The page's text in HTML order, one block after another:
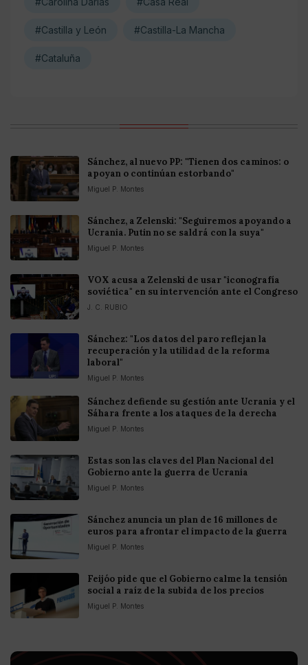
#Castilla y León #Castilla-La Mancha
#Cataluña
Sánchez, al nuevo PP: "Tienen dos caminos: o
apoyan o continúan estorbando"
Miguel P. Montes
Sánchez, a Zelenski: "Seguiremos apoyando a
Ucrania. Putin no se saldrá con la suya"
Miguel P. Montes
VOX acusa a Zelenski de usar "iconografía
soviética" en su intervención ante el Congreso
J. C. RUBIO
Sánchez: "Los datos del paro reflejan la
recuperación y la utilidad de la reforma
laboral"
Miguel P. Montes
Sánchez defiende su gestión ante Ucrania y el
Sáhara frente a los ataques de la derecha
Miguel P. Montes
Estas son las claves del Plan Nacional del
Gobierno ante la guerra de Ucrania
Miguel P. Montes
Sánchez anuncia un plan de 16 millones de
euros para afrontar el impacto de la guerra
Miguel P. Montes
Feijóo pide que el Gobierno calme la tensión
social a raíz de la subida de los precios
Miguel P. Montes